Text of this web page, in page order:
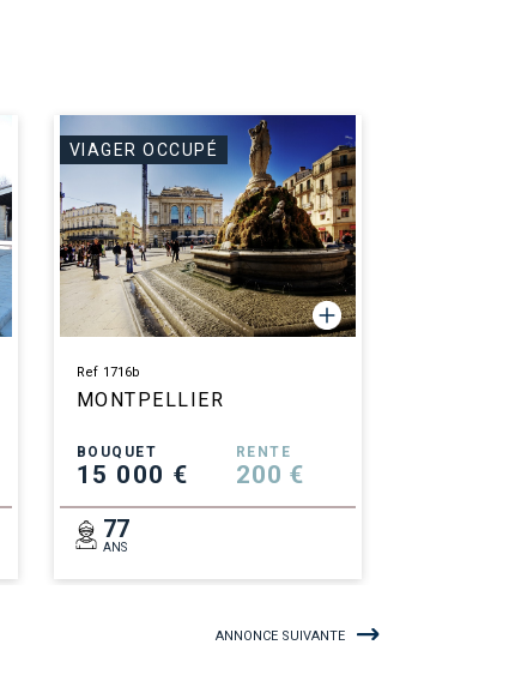
VIAGER OCCUPÉ
Ref 1716b
MONTPELLIER
BOUQUET
15 000 €
RENTE
200 €
77
ANS
ANNONCE SUIVANTE